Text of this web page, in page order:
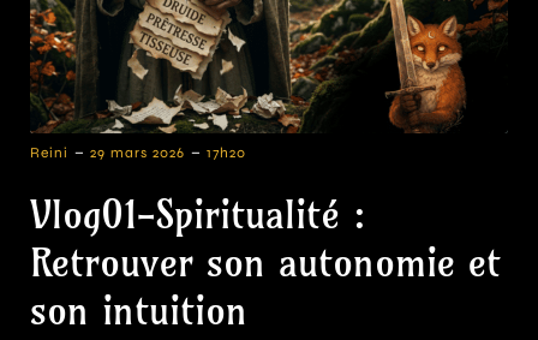
Reini - 29 mars 2026 - 17h20
Vlog01-Spiritualité :
Retrouver son autonomie et
son intuition